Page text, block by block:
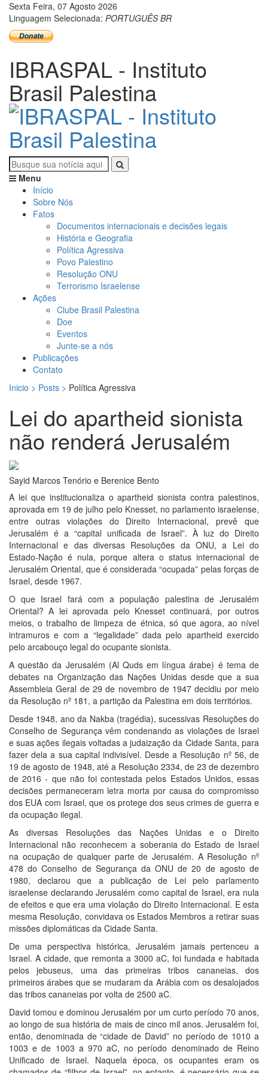
Sexta Feira, 07 Agosto 2026
Linguagem Selecionada: PORTUGUÊS BR
IBRASPAL - Instituto
Brasil Palestina
Menu
Início
Sobre Nós
Fatos
Documentos internacionais e decisões legais
História e Geografia
Política Agressiva
Povo Palestino
Resolução ONU
Terrorismo Israelense
Ações
Clube Brasil Palestina
Doe
Eventos
Junte-se a nós
Publicações
Contato
Inicio > Posts > Política Agressiva
Lei do apartheid sionista
não renderá Jerusalém
Sayid Marcos Tenório e Berenice Bento
A lei que institucionaliza o apartheid sionista contra palestinos,
aprovada em 19 de julho pelo Knesset, no parlamento israelense,
entre outras violações do Direito Internacional, prevê que
Jerusalém é a “capital unificada de Israel”. À luz do Direito
Internacional e das diversas Resoluções da ONU, a Lei do
Estado-Nação é nula, porque altera o status internacional de
Jerusalém Oriental, que é considerada “ocupada” pelas forças de
Israel, desde 1967.
O que Israel fará com a população palestina de Jerusalém
Oriental? A lei aprovada pelo Knesset continuará, por outros
meios, o trabalho de limpeza de étnica, só que agora, ao nível
intramuros e com a “legalidade” dada pelo apartheid exercido
pelo arcabouço legal do ocupante sionista.
A questão da Jerusalém (Al Quds em língua árabe) é tema de
debates na Organização das Nações Unidas desde que a sua
Assembleia Geral de 29 de novembro de 1947 decidiu por meio
da Resolução nº 181, a partição da Palestina em dois territórios.
Desde 1948, ano da Nakba (tragédia), sucessivas Resoluções do
Conselho de Segurança vêm condenando as violações de Israel
e suas ações ilegais voltadas a judaização da Cidade Santa, para
fazer dela a sua capital indivisível. Desde a Resolução nº 56, de
19 de agosto de 1948, até a Resolução 2334, de 23 de dezembro
de 2016 - que não foi contestada pelos Estados Unidos, essas
decisões permaneceram letra morta por causa do compromisso
dos EUA com Israel, que os protege dos seus crimes de guerra e
da ocupação ilegal.
As diversas Resoluções das Nações Unidas e o Direito
Internacional não reconhecem a soberania do Estado de Israel
na ocupação de qualquer parte de Jerusalém. A Resolução nº
478 do Conselho de Segurança da ONU de 20 de agosto de
1980, declarou que a publicação de Lei pelo parlamento
israelense declarando Jerusalém como capital de Israel, era nula
de efeitos e que era uma violação do Direito Internacional. E esta
mesma Resolução, convidava os Estados Membros a retirar suas
missões diplomáticas da Cidade Santa.
De uma perspectiva histórica, Jerusalém jamais pertenceu a
Israel. A cidade, que remonta a 3000 aC, foi fundada e habitada
pelos jebuseus, uma das primeiras tribos cananeias, dos
primeiros árabes que se mudaram da Arábia com os desalojados
das tribos cananeias por volta de 2500 aC.
David tomou e dominou Jerusalém por um curto período 70 anos,
ao longo de sua história de mais de cinco mil anos. Jerusalém foi,
então, denominada de “cidade de David” no período de 1010 a
1003 e de 1003 a 970 aC, no período denominado de Reino
Unificado de Israel. Naquela época, os ocupantes eram os